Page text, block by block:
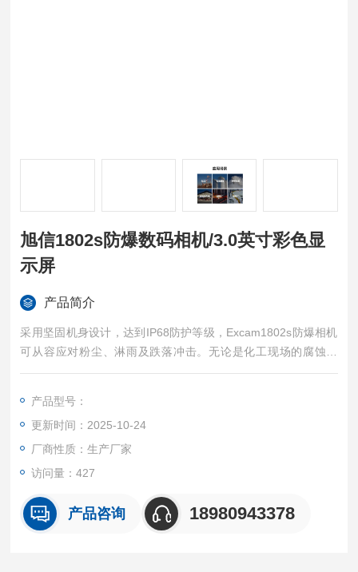
旭信1802s防爆数码相机/3.0英寸彩色显
示屏
产品简介
采用坚固机身设计，达到IP68防护等级，Excam1802s防爆相机
可从容应对粉尘、淋雨及跌落冲击。无论是化工现场的腐蚀环
境，还是矿井下的潮湿工况，它都能稳定运行，堪称危险环境下
产品型号：
更新时间：2025-10-24
厂商性质：生产厂家
访问量：427
产品咨询 18980943378